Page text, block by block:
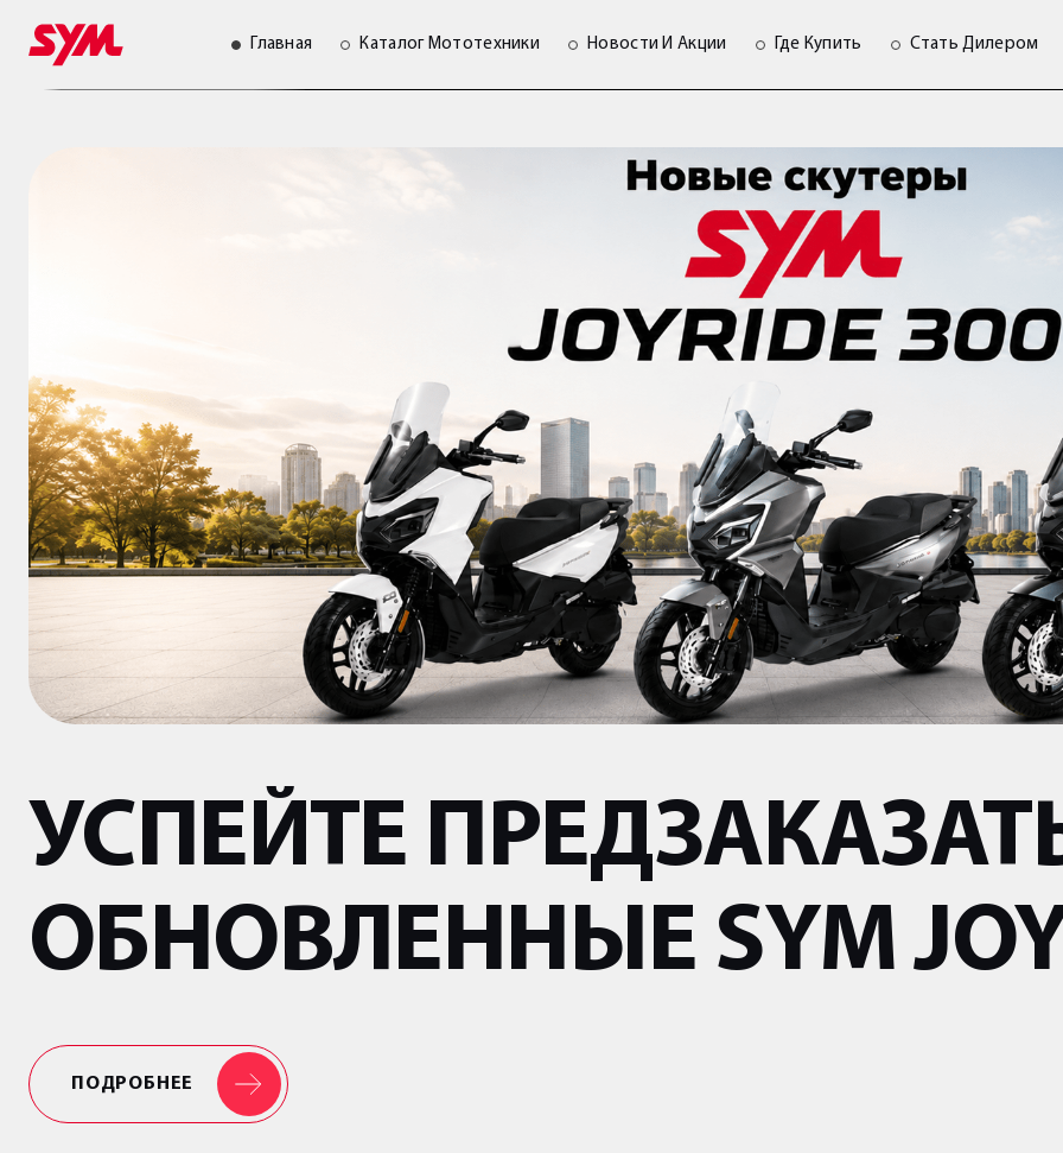
Главная Каталог Мототехники Новости И Акции Где Купить Стать Дилером
УСПЕЙТЕ
ОБНОВЛЕННЫЕ SYM
ПОДРОБНЕЕ